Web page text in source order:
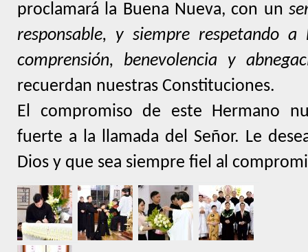
proclamará la Buena Nueva, con un
responsable, y siempre respetando
comprensión, benevolencia y
recuerdan nuestras Constituciones.
El compromiso de este Hermano
fuerte a la llamada del Señor. Le
Dios y que sea siempre fiel al